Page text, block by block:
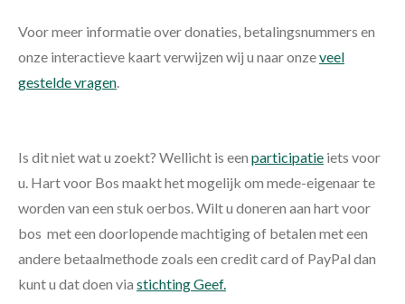
Voor meer informatie over donaties, betalingsnummers en
onze interactieve kaart verwijzen wij u naar onzeveel
gestelde vragen.
Is dit niet wat u zoekt? Wellicht is een participatie iets voor
u. Hart voor Bos maakt het mogelijk om mede-eigenaar te
worden van een stuk oerbos. Wilt u doneren aan hart voor
bos met een doorlopende machtiging of betalen met een
andere betaalmethode zoals een credit card of PayPal dan
kunt u dat doen via stichting Geef.